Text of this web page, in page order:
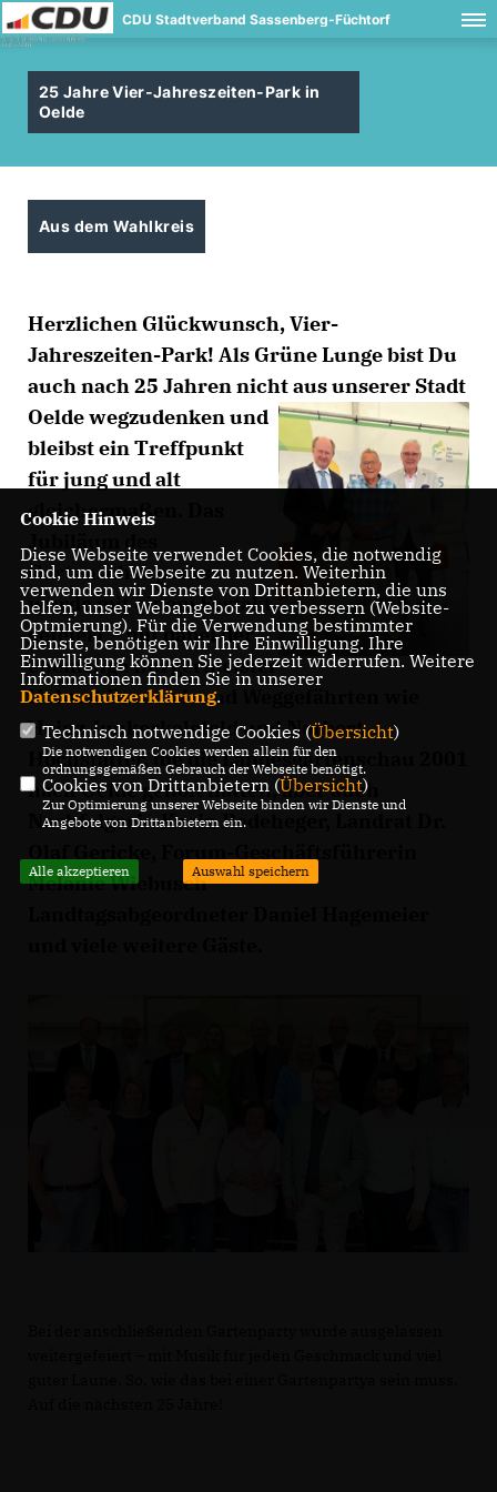
CDU Stadtverband Sassenberg-Füchtorf
25 Jahre Vier-Jahreszeiten-Park in
Oelde
Aus dem Wahlkreis
Herzlichen Glückwunsch, Vier-
Jahreszeiten-Park! Als Grüne Lunge bist Du
auch nach 25 Jahren nicht aus unserer Stadt
Oelde wegzudenken und
bleibst ein Treffpunkt
für jung und alt
gleichermaßen. Das
Jubiläum des
Gartenschauparks
wurde mit einem Festakt
gefeiert – mit dabei der
ehemalige Bürgermeister
Helmut Predeick und Weggefährten wie
Heinz Junkerkalefeld und Norbert
Hochstätter, die die Landesgartenschau 2001
nach Oelde geholt hatten, aber auch
Nachfolgerin Karin Rodeheger, Landrat Dr.
Melanie Wiebusch
Cookie Hinweis
Diese Webseite verwendet Cookies, die notwendig
sind, um die Webseite zu nutzen. Weiterhin
verwenden wir Dienste von Drittanbietern, die uns
helfen, unser Webangebot zu verbessern (Website-
Optmierung). Für die Verwendung bestimmter
Dienste, benötigen wir Ihre Einwilligung. Ihre
Einwilligung können Sie jederzeit widerrufen. Weitere
Informationen finden Sie in unserer
Datenschutzerklärung.
Technisch notwendige Cookies (Übersicht)
Die notwendigen Cookies werden allein für den
ordnungsgemäßen Gebrauch der Webseite benötigt.
Cookies von Drittanbietern (Übersicht)
Zur Optimierung unserer Webseite binden wir Dienste und
Angebote von Drittanbietern ein.
Alle akzeptieren Auswahl speichern